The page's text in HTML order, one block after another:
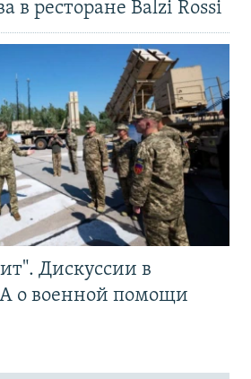
в ресторане Balzi Rossi
Дискуссии в
о военной помощи